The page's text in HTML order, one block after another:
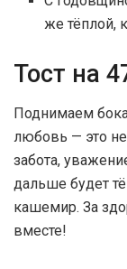
же тёплой,
Тост на
Поднимаем
любовь — это
забота,
дальше будет
кашемир. За
вместе!